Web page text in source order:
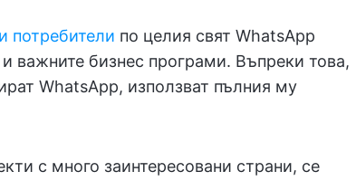
потребители по целия свят WhatsApp
важните бизнес програми. Въпреки това,
WhatsApp, използват пълния му
с много заинтересовани страни, се